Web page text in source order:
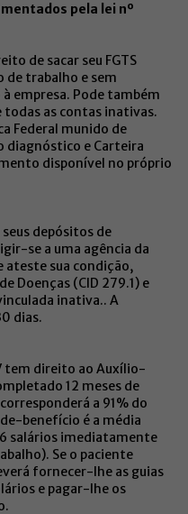
pela lei nº
de sacar seu FGTS
de trabalho e sem
empresa. Pode também
todas as contas inativas.
Federal munido de
diagnóstico e Carteira
disponível no próprio
depósitos de
se a uma agência da
ateste sua condição,
Doenças (CID 279.1) e
inativa.. A
dias.
tem direito ao Auxílio-
12 meses de
a 91% do
benefício é a média
salários imediatamente
Se o paciente
fornecer-lhe as guias
e pagar-lhe os